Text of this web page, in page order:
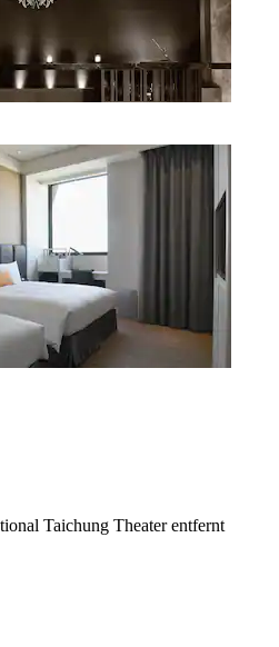
Taichung Theater entfernt